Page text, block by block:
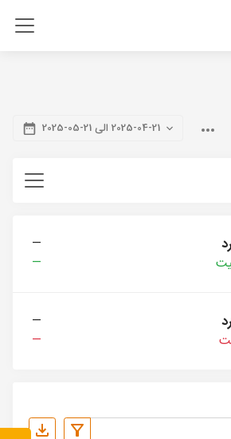
2025-04-21 الی 21-05-2025
—
—
—
—